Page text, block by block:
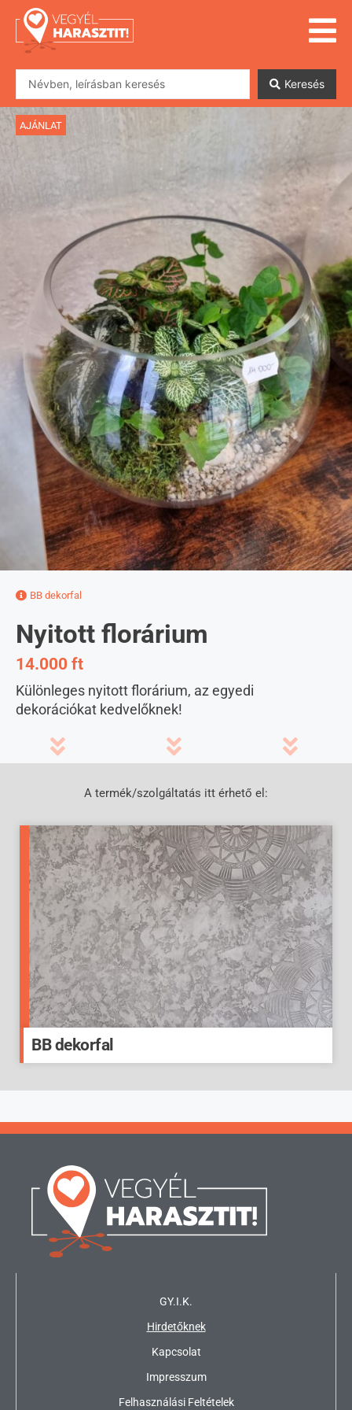
Keresés
AJÁNLAT
BB dekorfal
Nyitott florárium
14.000 ft
Különleges nyitott florárium, az egyedi
dekorációkat kedvelőknek!
A termék/szolgáltatás itt érhető el:
BB dekorfal
GY.I.K.
Hirdetőknek
Kapcsolat
Impresszum
Felhasználási Feltételek